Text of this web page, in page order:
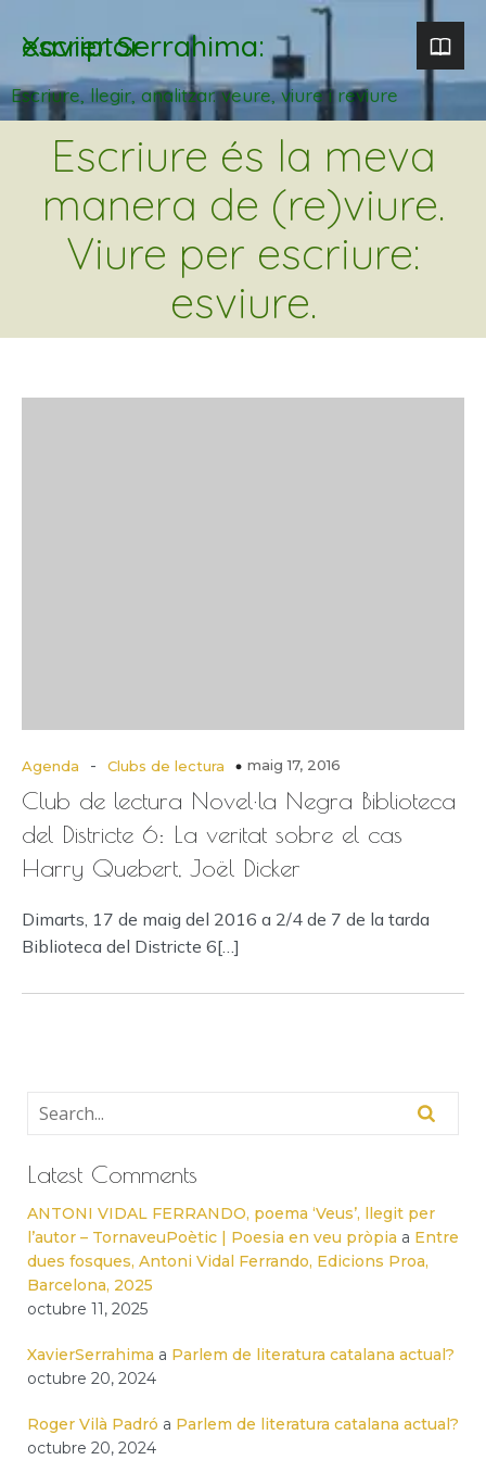
Xavier Serrahima: escriptor
Escriure, llegir, analitzar. veure, viure i reviure
Escriure és la meva
manera de (re)viure.
Viure per escriure:
esviure.
Agenda - Clubs de lectura maig 17, 2016
Club de lectura Novel·la Negra Biblioteca
del Districte 6: La veritat sobre el cas
Harry Quebert, Joël Dicker
Dimarts, 17 de maig del 2016 a 2/4 de 7 de la tarda
Biblioteca del Districte 6[…]
Latest Comments
ANTONI VIDAL FERRANDO, poema ‘Veus’, llegit per
l’autor – TornaveuPoètic | Poesia en veu pròpia a Entre
dues fosques, Antoni Vidal Ferrando, Edicions Proa,
Barcelona, 2025
octubre 11, 2025
XavierSerrahima a Parlem de literatura catalana actual?
octubre 20, 2024
Roger Vilà Padró a Parlem de literatura catalana actual?
octubre 20, 2024